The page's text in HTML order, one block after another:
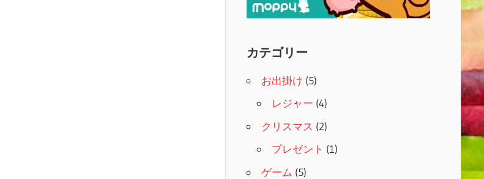
カテゴリー
お出掛け (5)
レジャー (4)
クリスマス (2)
プレゼント (1)
ゲーム (5)